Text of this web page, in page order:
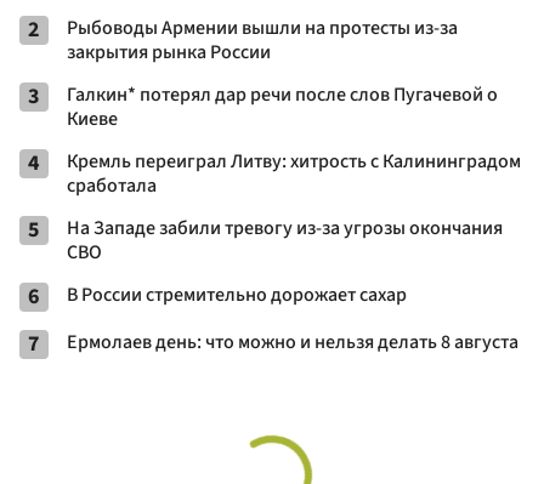
2
Рыбоводы Армении вышли на протесты из-за
закрытия рынка России
3
Галкин* потерял дар речи после слов Пугачевой о
Киеве
4
Кремль переиграл Литву: хитрость с Калининградом
сработала
5
На Западе забили тревогу из-за угрозы окончания
СВО
6 В России стремительно дорожает сахар
7 Ермолаев день: что можно и нельзя делать 8 августа